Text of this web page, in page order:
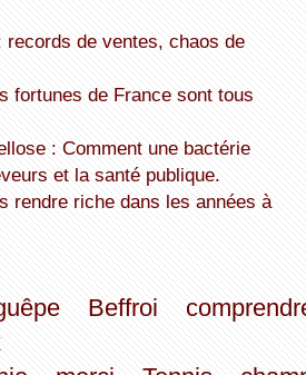
et la santé publique.
Beffroi